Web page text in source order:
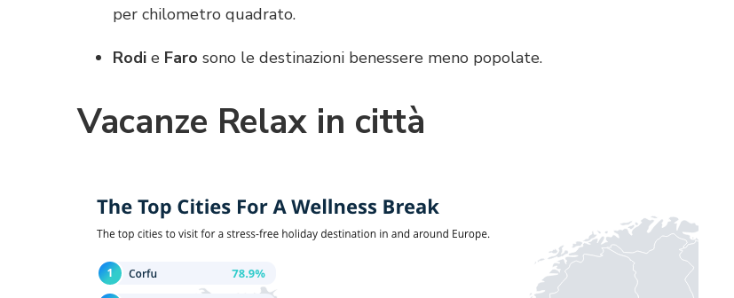
per chilometro quadrato.
Rodi e Faro sono le destinazioni benessere meno popolate.
Vacanze Relax in città